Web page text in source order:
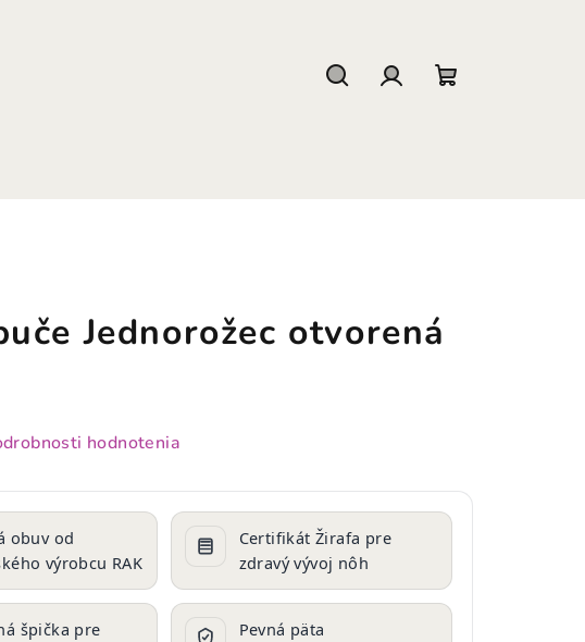
Jednorožec otvorená
hodnotenia
obuv od
výrobcu RAK
Certifikát Žirafa pre
zdravý vývoj nôh
špička pre
Pevná päta